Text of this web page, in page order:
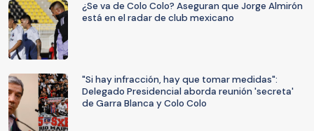
¿Se va de Colo Colo? Aseguran que Jorge Almirón
está en el radar de club mexicano
"Si hay infracción, hay que tomar medidas":
Delegado Presidencial aborda reunión 'secreta'
de Garra Blanca y Colo Colo